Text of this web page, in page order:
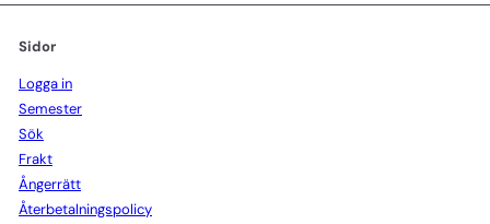
Sidor
Logga in
Semester
Sök
Frakt
Ångerrätt
Återbetalningspolicy